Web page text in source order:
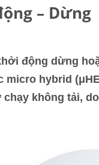
– Dừng
động dừng
hybrid
không tải,